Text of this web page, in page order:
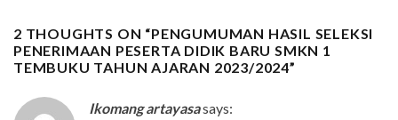
2 THOUGHTS ON “PENGUMUMAN HASIL SELEKSI
PENERIMAAN PESERTA DIDIK BARU SMKN 1
TEMBUKU TAHUN AJARAN 2023/2024”
Ikomang artayasasays: